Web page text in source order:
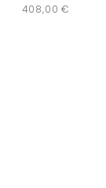
408,00€